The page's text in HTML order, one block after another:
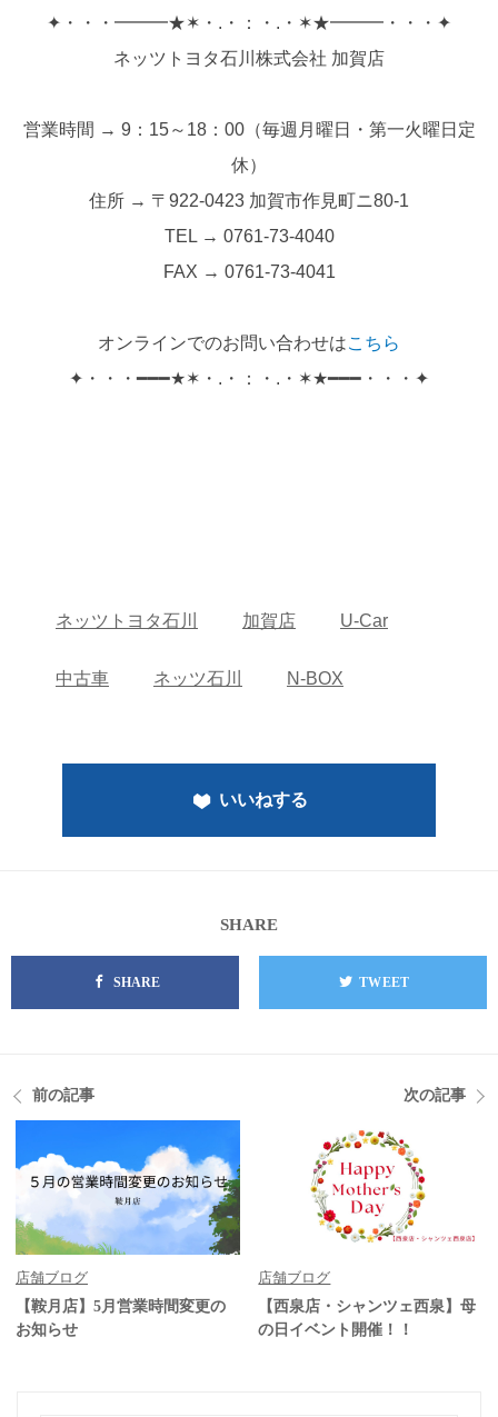
✦・・・━━━★✶・.・：・.・✶★━━━・・・✦
ネッツトヨタ石川株式会社 加賀店
営業時間 → 9：15～18：00（毎週月曜日・第一火曜日定
休）
住所 → 〒922-0423 加賀市作見町ニ80-1
TEL → 0761-73-4040
FAX → 0761-73-4041
オンラインでのお問い合わせはこちら
✦・・・━━━★✶・.・：・.・✶★━━━・・・✦
ネッツトヨタ石川 加賀店 U-Car
中古車 ネッツ石川 N-BOX
いいねする
SHARE
SHARE TWEET
前の記事
店舗ブログ
【鞍月店】5月営業時間変更の
お知らせ
次の記事
店舗ブログ
【西泉店・シャンツェ西泉】母
の日イベント開催！！